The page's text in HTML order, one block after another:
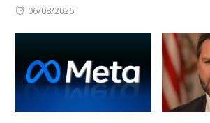
Posted
06/08/2026